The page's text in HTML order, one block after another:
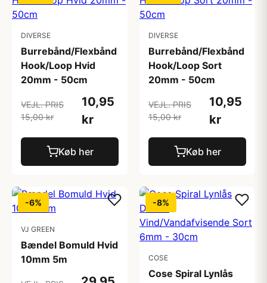
DIVERSE
Burrebånd/Flexbånd
Hook/Loop Hvid
20mm - 50cm
VEJL. PRIS
15,00 kr
10,95
kr
Køb her
DIVERSE
Burrebånd/Flexbånd
Hook/Loop Sort
20mm - 50cm
VEJL. PRIS
15,00 kr
10,95
kr
Køb her
-6%
VJ GREEN
Bændel Bomuld Hvid
10mm 5m
-8%
COSE
Cose Spiral Lynlås